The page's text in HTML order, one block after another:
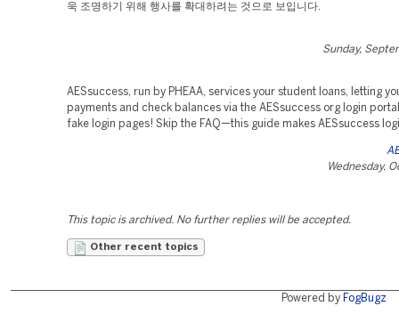
욱 조명하기 위해 행사를 확대하려는 것으로 보입니다.
Sunday,
AESsuccess, run by PHEAA, services your student loans, letting
payments and check balances via the AESsuccess org login
fake login pages! Skip the FAQ—this guide makes AESsuccess
Wednesday,
This topic is archived. No further replies will be accepted.
Other recent topics
Powered by FogBugz